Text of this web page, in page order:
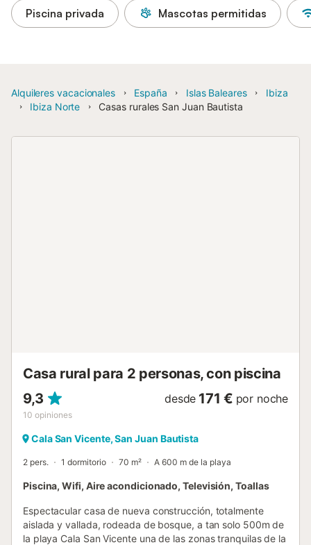
Piscina privada Mascotas permitidas
Alquileres vacacionales España Islas Baleares
Ibiza
Ibiza Norte
Casas rurales San Juan Bautista
Casa rural para 2 personas, con piscina
9,3
10 opiniones
desde 171 € por noche
Cala San Vicente, San Juan Bautista
2 pers. 1 dormitorio 70 m² A 600 m de la playa
Piscina, Wifi, Aire acondicionado, Televisión, Toallas
Espectacular casa de nueva construcción, totalmente
aislada y vallada, rodeada de bosque, a tan solo 500m de
la playa Cala San Vicente una de las zonas tranquilas de la